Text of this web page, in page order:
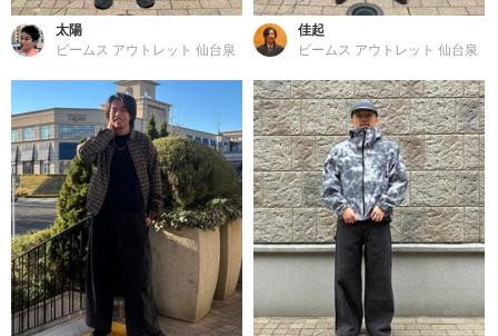
太陽
ビームス アウトレット 仙台泉
佳起
ビームス アウトレット 仙台泉